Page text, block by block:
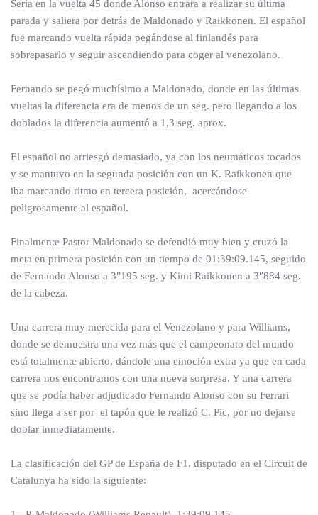
Sería en la vuelta 45 donde Alonso entrara a realizar su última
parada y saliera por detrás de Maldonado y Raikkonen. El español
fue marcando vuelta rápida pegándose al finlandés para
sobrepasarlo y seguir ascendiendo para coger al venezolano.
Fernando se pegó muchísimo a Maldonado, donde en las últimas
vueltas la diferencia era de menos de un seg. pero llegando a los
doblados la diferencia aumentó a 1,3 seg. aprox.
El español no arriesgó demasiado, ya con los neumáticos tocados
y se mantuvo en la segunda posición con un K. Raikkonen que
iba marcando ritmo en tercera posición, acercándose
peligrosamente al español.
Finalmente Pastor Maldonado se defendió muy bien y cruzó la
meta en primera posición con un tiempo de 01:39:09.145, seguido
de Fernando Alonso a 3″195 seg. y Kimi Raikkonen a 3″884 seg.
de la cabeza.
Una carrera muy merecida para el Venezolano y para Williams,
donde se demuestra una vez más que el campeonato del mundo
está totalmente abierto, dándole una emoción extra ya que en cada
carrera nos encontramos con una nueva sorpresa. Y una carrera
que se podía haber adjudicado Fernando Alonso con su Ferrari
sino llega a ser por el tapón que le realizó C. Pic, por no dejarse
doblar inmediatamente.
La clasificación del GP de España de F1, disputado en el Circuit de
Catalunya ha sido la siguiente: